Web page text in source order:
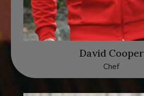
David Cooper
Chef